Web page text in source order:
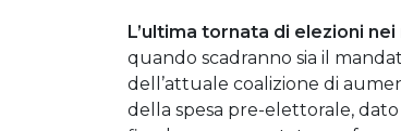
L’ultima tornata di elezioni
quando scadranno sia il
dell’attuale coalizione di
della spesa pre-elettorale,